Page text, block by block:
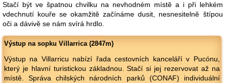
Stačí být ve špatnou chvilku na nevhodném místě a i při lehkém
vdechnutí kouře se okamžitě začínáme dusit, nesnesitelně štípou
oči a dávivě se nám svírá hrdlo.
Výstup na sopku Villarrica (2847m)
Výstup na Villarricu nabízí řada cestovních kanceláří v Pucónu,
který je hlavní turistickou základnou. Stačí si jej rezervovat až na
místě. Správa chilských národních parků (CONAF) individuální